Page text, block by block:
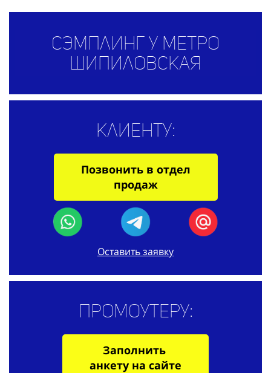
Сэмплинг у метро
Шипиловская
Клиенту:
Позвонить в отдел
продаж
Оставить заявку
Промоутеру:
Заполнить
анкету на сайте